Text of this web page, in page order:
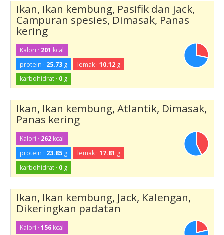
Ikan, Ikan kembung, Pasifik dan jack,
Campuran spesies, Dimasak, Panas
kering
Kalori · 201 kcal
protein · 25.73 g lemak · 10.12g
karbohidrat · 0 g
Ikan, Ikan kembung, Atlantik, Dimasak,
Panas kering
Kalori · 262 kcal
protein · 23.85 g lemak · 17.81 g
karbohidrat · 0 g
Ikan, Ikan kembung, Jack, Kalengan,
Dikeringkan padatan
Kalori ·156 kcal